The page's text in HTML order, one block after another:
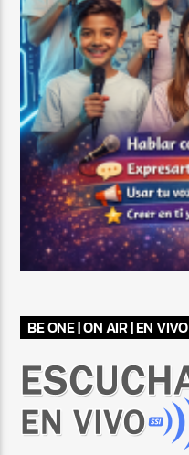
BE ONE | ON AIR | EN VIVO